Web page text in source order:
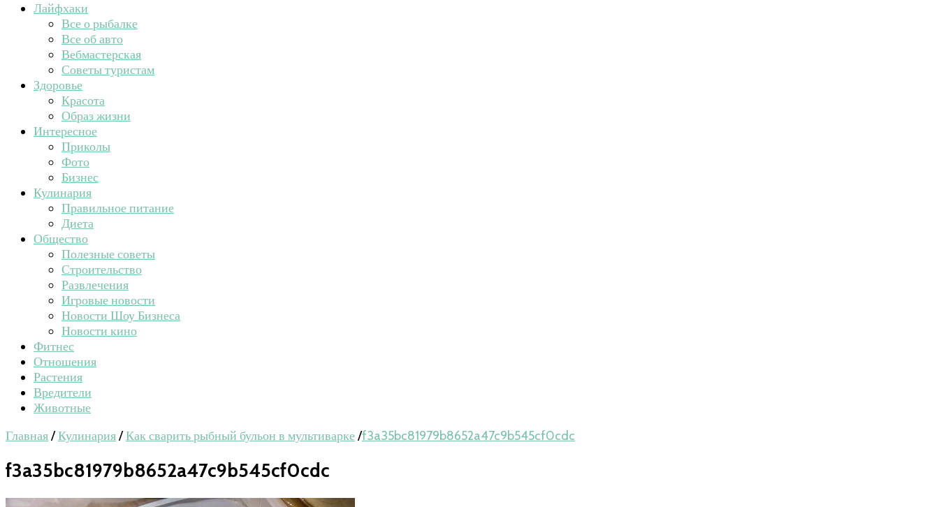
Лайфхаки
Все о рыбалке
Все об авто
Вебмастерская
Советы туристам
Здоровье
Красота
Образ жизни
Интересное
Приколы
Фото
Бизнес
Кулинария
Правильное питание
Диета
Общество
Полезные советы
Строительство
Развлечения
Игровые новости
Новости Шоу Бизнеса
Новости кино
Фитнес
Отношения
Растения
Вредители
Животные
Главная/Кулинария/Как сварить рыбный бульон в мультиварке/f3a35bc81979b8652a47c9b545cf0cdc
f3a35bc81979b8652a47c9b545cf0cdc